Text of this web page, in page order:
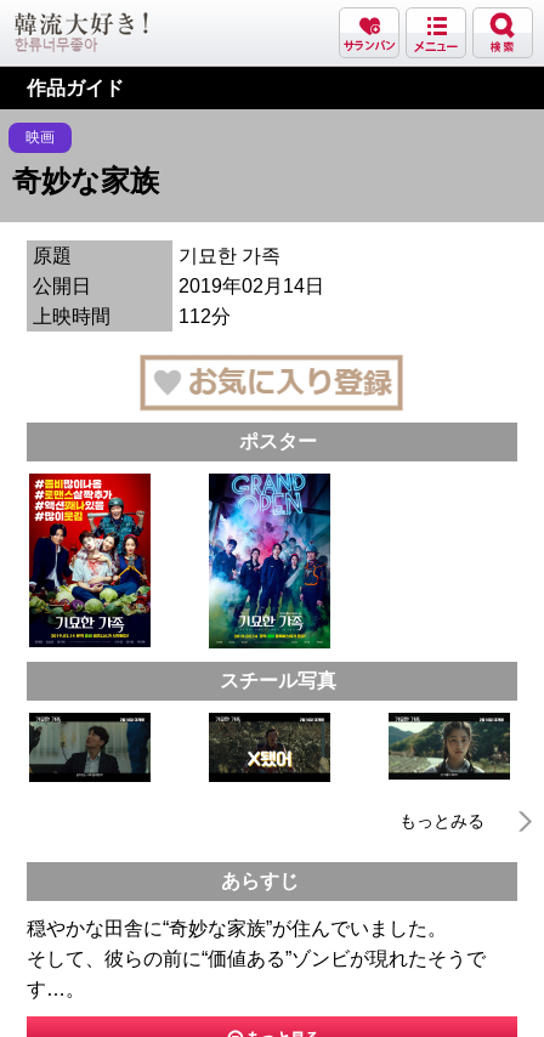
作品ガイド
映画
奇妙な家族
原題
기묘한 가족
公開日
2019年02月14日
上映時間
112分
ポスター
スチール写真
もっとみる
あらすじ
穏やかな田舎に“奇妙な家族”が住んでいました。
そして、彼らの前に“価値ある”ゾンビが現れたそうで
す…。